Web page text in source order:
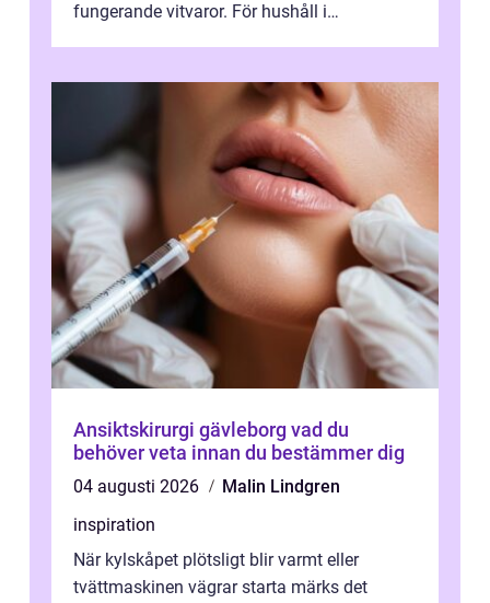
fungerande vitvaror. För hushåll i
Ansiktskirurgi gävleborg vad du
behöver veta innan du bestämmer dig
04 augusti 2026
Malin Lindgren
inspiration
När kylskåpet plötsligt blir varmt eller
tvättmaskinen vägrar starta märks det